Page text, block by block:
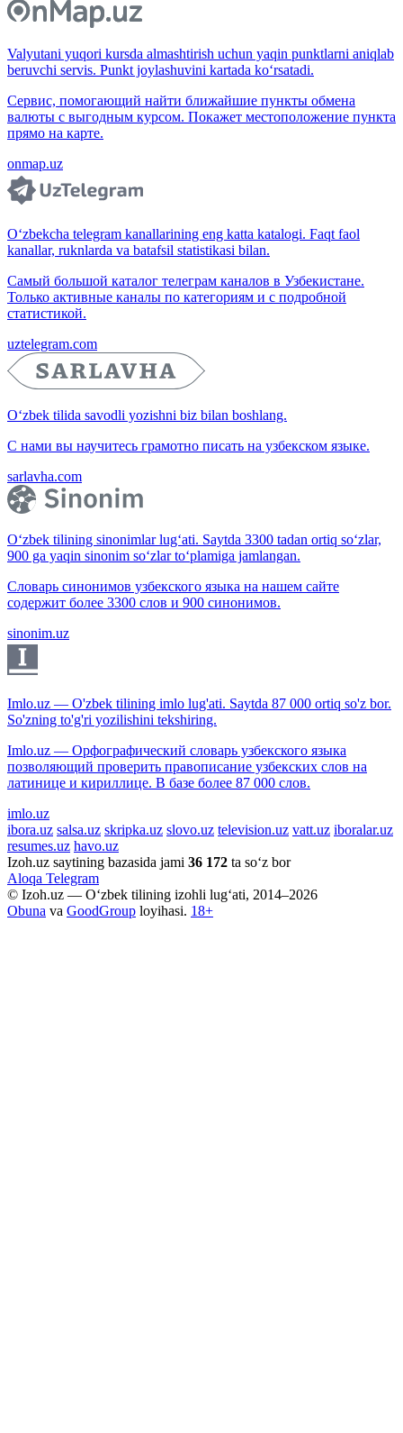
Valyutani yuqori kursda almashtirish uchun yaqin punktlarni aniqlab
beruvchi servis. Punkt joylashuvini kartada ko‘rsatadi.
Сервис, помогающий найти ближайшие пункты обмена
валюты с выгодным курсом. Покажет местоположение пункта
прямо на карте.
onmap.uz
O‘zbekcha telegram kanallarining eng katta katalogi. Faqt faol
kanallar, ruknlarda va batafsil statistikasi bilan.
Самый большой каталог телеграм каналов в Узбекистане.
Только активные каналы по категориям и с подробной
статистикой.
uztelegram.com
O‘zbek tilida savodli yozishni biz bilan boshlang.
С нами вы научитесь грамотно писать на узбекском языке.
sarlavha.com
O‘zbek tilining sinonimlar lug‘ati. Saytda 3300 tadan ortiq so‘zlar,
900 ga yaqin sinonim so‘zlar to‘plamiga jamlangan.
Словарь синонимов узбекского языка на нашем сайте
содержит более 3300 слов и 900 синонимов.
sinonim.uz
Imlo.uz — O'zbek tilining imlo lug'ati. Saytda 87 000 ortiq so'z bor.
So'zning to'g'ri yozilishini tekshiring.
Imlo.uz — Орфографический словарь узбекского языка
позволяющий проверить правописание узбекских слов на
латинице и кириллице. В базе более 87 000 слов.
imlo.uz
ibora.uz salsa.uz skripka.uz slovo.uz television.uz vatt.uz iboralar.uz
resumes.uz havo.uz
Izoh.uz saytining bazasida jami 36 172 ta so‘z bor
Aloqa Telegram
© Izoh.uz — O‘zbek tilining izohli lug‘ati, 2014–2026
Obuna va GoodGroup loyihasi. 18+